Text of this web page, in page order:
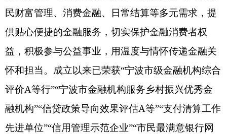
民财富管理、消费金融、日常结算等多元需求，提
供贴心便捷的金融服务，切实保护金融消费者权
益，积极参与公益事业，用温度与情怀传递金融关
怀和担当。成立以来已荣获“宁波市级金融机构综合
评价A等行”“宁波市金融机构服务乡村振兴优秀金
融机构”“信贷政策导向效果评估A等”“支付清算工作
先进单位”“信用管理示范企业”“市民最满意银行网